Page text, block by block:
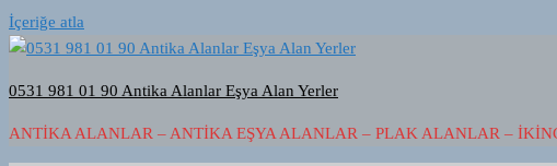
İçeriğe atla
0531 981 01 90 Antika Alanlar Eşya Alan Yerler
ANTIKA ALANLAR – ANTIKA EŞYA ALANLAR – PLAK ALANLAR –